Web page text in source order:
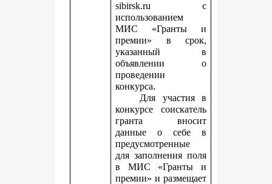
sibirsk.ru с
использованием
МИС «Гранты и
премии» в срок,
указанный в
объявлении о
проведении
конкурса.
Для участия в
конкурсе соискатель
гранта вносит
данные о себе в
предусмотренные
для заполнения поля
в МИС «Гранты и
премии» и размещает